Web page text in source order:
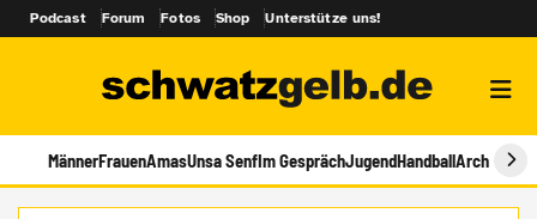
Podcast Forum Fotos Shop Unterstütze uns!
MännerFrauenAmasUnsa SenfIm GesprächJugendHandballArchiv